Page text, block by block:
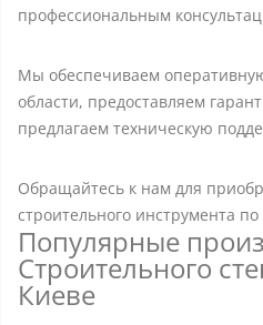
профессиональным
Мы обеспечиваем
области, предоставляем
предлагаем техническую
Обращайтесь к нам для
строительного инструмента
Популярные
Строительного
Киеве